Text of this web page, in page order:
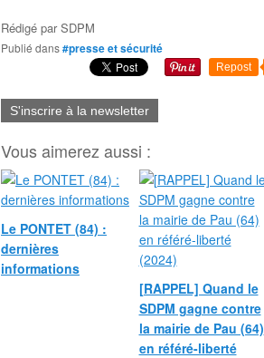
Rédigé parSDPM
Publié dans#presse et sécurité
Repost
S'inscrire à la newsletter
Vous aimerez aussi :
Le PONTET (84) :
dernières
informations
[RAPPEL] Quand le
SDPM gagne contre
la mairie de Pau (64)
en référé-liberté